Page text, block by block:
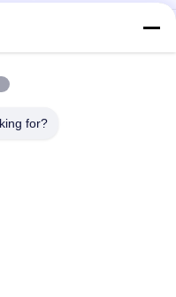
de l'ascenseur
d'urgence pour le fret
de levage 2000kg
ferroviaire pour
for?